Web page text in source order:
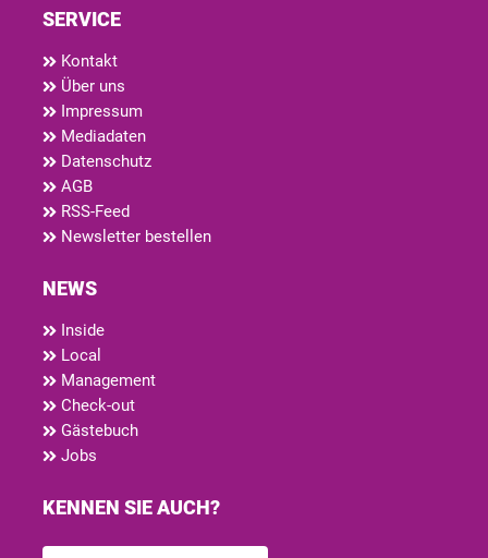
SERVICE
Kontakt
Über uns
Impressum
Mediadaten
Datenschutz
AGB
RSS-Feed
Newsletter bestellen
NEWS
Inside
Local
Management
Check-out
Gästebuch
Jobs
KENNEN SIE AUCH?